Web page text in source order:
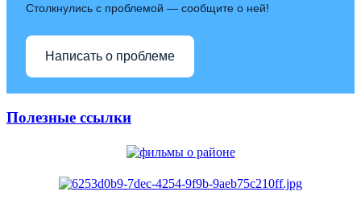
Столкнулись с проблемой — сообщите о ней!
Написать о проблеме
Полезные ссылки